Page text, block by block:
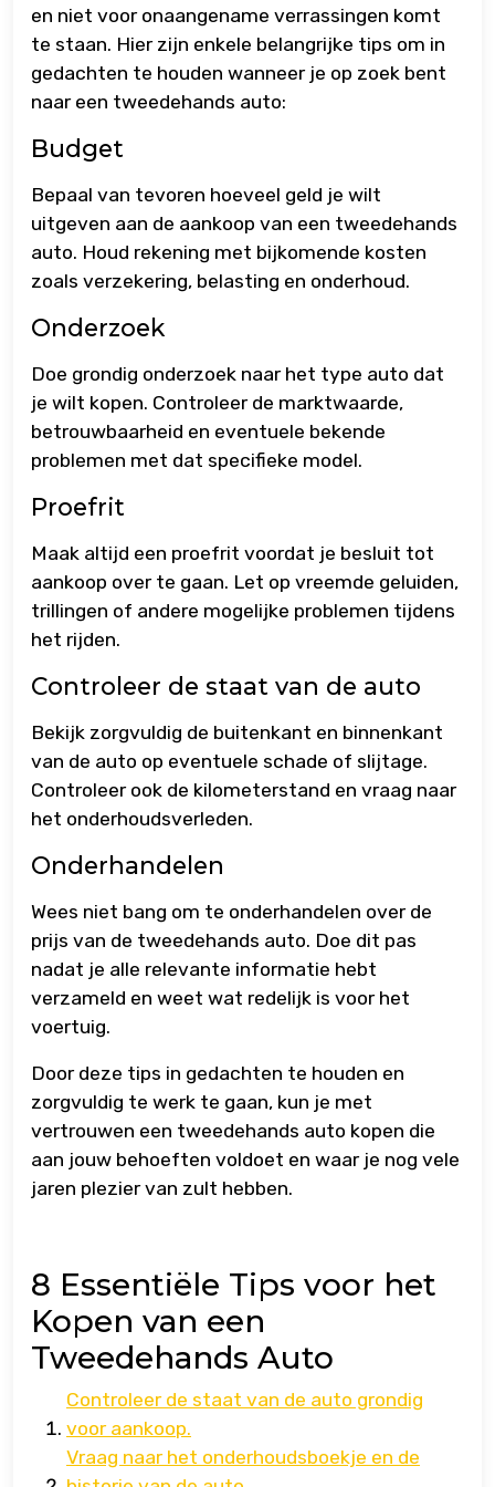
en niet voor onaangename verrassingen komt
te staan. Hier zijn enkele belangrijke tips om in
gedachten te houden wanneer je op zoek bent
naar een tweedehands auto:
Budget
Bepaal van tevoren hoeveel geld je wilt
uitgeven aan de aankoop van een tweedehands
auto. Houd rekening met bijkomende kosten
zoals verzekering, belasting en onderhoud.
Onderzoek
Doe grondig onderzoek naar het type auto dat
je wilt kopen. Controleer de marktwaarde,
betrouwbaarheid en eventuele bekende
problemen met dat specifieke model.
Proefrit
Maak altijd een proefrit voordat je besluit tot
aankoop over te gaan. Let op vreemde geluiden,
trillingen of andere mogelijke problemen tijdens
het rijden.
Controleer de staat van de auto
Bekijk zorgvuldig de buitenkant en binnenkant
van de auto op eventuele schade of slijtage.
Controleer ook de kilometerstand en vraag naar
het onderhoudsverleden.
Onderhandelen
Wees niet bang om te onderhandelen over de
prijs van de tweedehands auto. Doe dit pas
nadat je alle relevante informatie hebt
verzameld en weet wat redelijk is voor het
voertuig.
Door deze tips in gedachten te houden en
zorgvuldig te werk te gaan, kun je met
vertrouwen een tweedehands auto kopen die
aan jouw behoeften voldoet en waar je nog vele
jaren plezier van zult hebben.
8 Essentiële Tips voor het
Kopen van een
Tweedehands Auto
Controleer de staat van de auto grondig
voor aankoop.
Vraag naar het onderhoudsboekje en de